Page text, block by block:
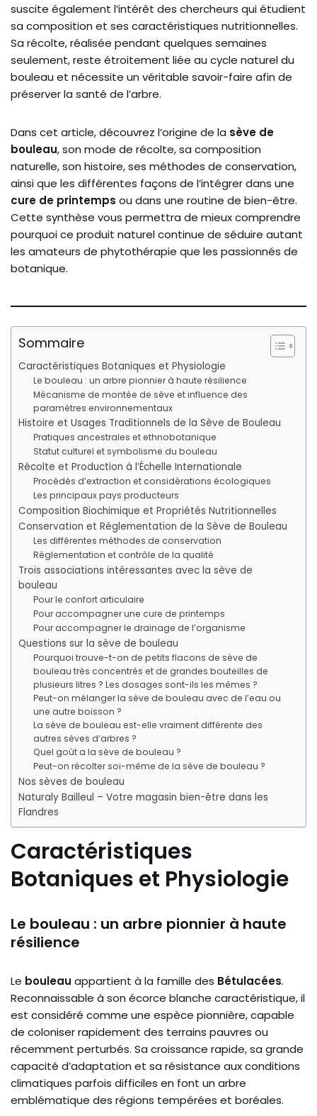
suscite également l’intérêt des chercheurs qui étudient
sa composition et ses caractéristiques nutritionnelles.
Sa récolte, réalisée pendant quelques semaines
seulement, reste étroitement liée au cycle naturel du
bouleau et nécessite un véritable savoir-faire afin de
préserver la santé de l’arbre.
Dans cet article, découvrez l’origine de la sève de
bouleau, son mode de récolte, sa composition
naturelle, son histoire, ses méthodes de conservation,
ainsi que les différentes façons de l’intégrer dans une
cure de printemps ou dans une routine de bien-être.
Cette synthèse vous permettra de mieux comprendre
pourquoi ce produit naturel continue de séduire autant
les amateurs de phytothérapie que les passionnés de
botanique.
Sommaire
Caractéristiques Botaniques et Physiologie
Le bouleau : un arbre pionnier à haute résilience
Mécanisme de montée de sève et influence des
paramètres environnementaux
Histoire et Usages Traditionnels de la Sève de Bouleau
Pratiques ancestrales et ethnobotanique
Statut culturel et symbolisme du bouleau
Récolte et Production à l’Échelle Internationale
Procédés d’extraction et considérations écologiques
Les principaux pays producteurs
Composition Biochimique et Propriétés Nutritionnelles
Conservation et Réglementation de la Sève de Bouleau
Les différentes méthodes de conservation
Réglementation et contrôle de la qualité
Trois associations intéressantes avec la sève de
bouleau
Pour le confort articulaire
Pour accompagner une cure de printemps
Pour accompagner le drainage de l’organisme
Questions sur la sève de bouleau
Pourquoi trouve-t-on de petits flacons de sève de
bouleau très concentrés et de grandes bouteilles de
plusieurs litres ? Les dosages sont-ils les mêmes ?
Peut-on mélanger la sève de bouleau avec de l’eau ou
une autre boisson ?
La sève de bouleau est-elle vraiment différente des
autres sèves d’arbres ?
Quel goût a la sève de bouleau ?
Peut-on récolter soi-même de la sève de bouleau ?
Nos sèves de bouleau
Naturaly Bailleul – Votre magasin bien-être dans les
Flandres
Caractéristiques
Botaniques et Physiologie
Le bouleau : un arbre pionnier à haute
résilience
Le bouleau appartient à la famille des Bétulacées.
Reconnaissable à son écorce blanche caractéristique, il
est considéré comme une espèce pionnière, capable
de coloniser rapidement des terrains pauvres ou
récemment perturbés. Sa croissance rapide, sa grande
capacité d’adaptation et sa résistance aux conditions
climatiques parfois difficiles en font un arbre
emblématique des régions tempérées et boréales.